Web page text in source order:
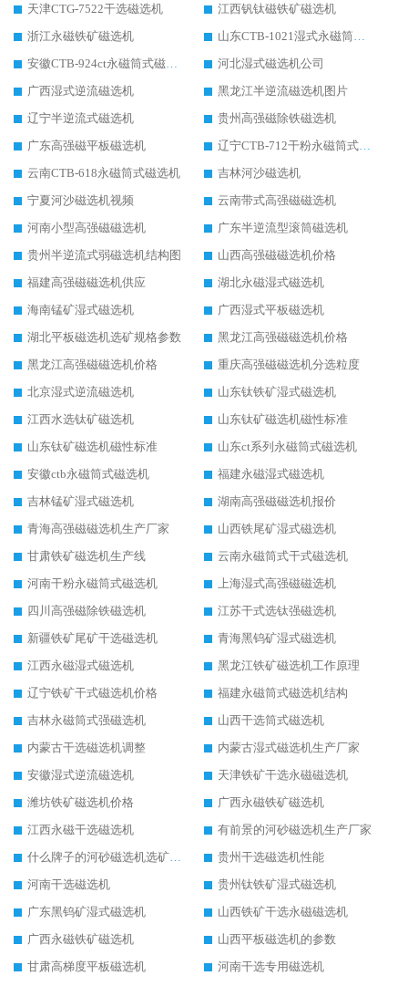
天津CTG-7522干选磁选机
江西钒钛磁铁矿磁选机
浙江永磁铁矿磁选机
山东CTB-1021湿式永磁筒式磁选机
安徽CTB-924ct永磁筒式磁选机
河北湿式磁选机公司
广西湿式逆流磁选机
黑龙江半逆流磁选机图片
辽宁半逆流式磁选机
贵州高强磁除铁磁选机
广东高强磁平板磁选机
辽宁CTB-712干粉永磁筒式磁选机
云南CTB-618永磁筒式磁选机
吉林河沙磁选机
宁夏河沙磁选机视频
云南带式高强磁磁选机
河南小型高强磁磁选机
广东半逆流型滚筒磁选机
贵州半逆流式弱磁选机结构图
山西高强磁磁选机价格
福建高强磁磁选机供应
湖北永磁湿式磁选机
海南锰矿湿式磁选机
广西湿式平板磁选机
湖北平板磁选机选矿规格参数
黑龙江高强磁磁选机价格
黑龙江高强磁磁选机价格
重庆高强磁磁选机分选粒度
北京湿式逆流磁选机
山东钛铁矿湿式磁选机
江西水选钛矿磁选机
山东钛矿磁选机磁性标准
山东钛矿磁选机磁性标准
山东ct系列永磁筒式磁选机
安徽ctb永磁筒式磁选机
福建永磁湿式磁选机
吉林锰矿湿式磁选机
湖南高强磁磁选机报价
青海高强磁磁选机生产厂家
山西铁尾矿湿式磁选机
甘肃铁矿磁选机生产线
云南永磁筒式干式磁选机
河南干粉永磁筒式磁选机
上海湿式高强磁磁选机
四川高强磁除铁磁选机
江苏干式选钛强磁选机
新疆铁矿尾矿干选磁选机
青海黑钨矿湿式磁选机
江西永磁湿式磁选机
黑龙江铁矿磁选机工作原理
辽宁铁矿干式磁选机价格
福建永磁筒式磁选机结构
吉林永磁筒式强磁选机
山西干选筒式磁选机
内蒙古干选磁选机调整
内蒙古湿式磁选机生产厂家
安徽湿式逆流磁选机
天津铁矿干选永磁磁选机
潍坊铁矿磁选机价格
广西永磁铁矿磁选机
江西永磁干选磁选机
有前景的河砂磁选机生产厂家
什么牌子的河砂磁选机选矿效果好
贵州干选磁选机性能
河南干选磁选机
贵州钛铁矿湿式磁选机
广东黑钨矿湿式磁选机
山西铁矿干选永磁磁选机
广西永磁铁矿磁选机
山西平板磁选机的参数
甘肃高梯度平板磁选机
河南干选专用磁选机